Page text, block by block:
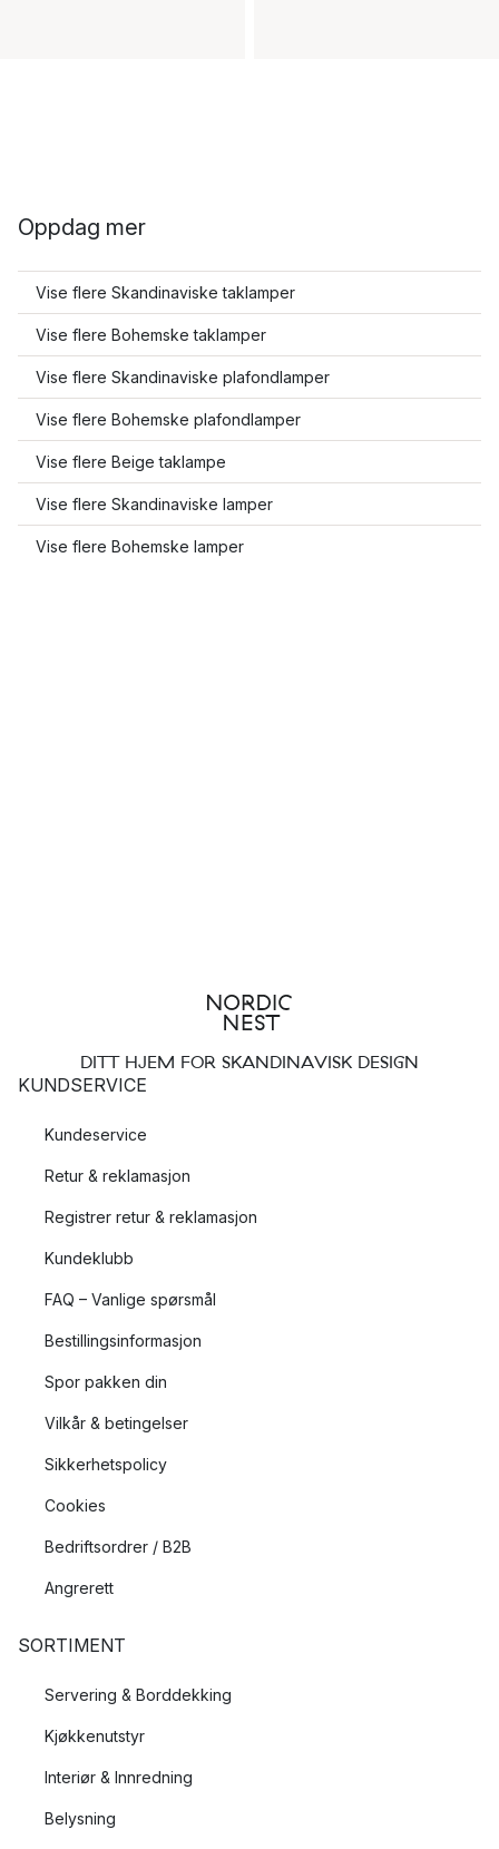
Oppdag mer
Vise flere Skandinaviske taklamper
Vise flere Bohemske taklamper
Vise flere Skandinaviske plafondlamper
Vise flere Bohemske plafondlamper
Vise flere Beige taklampe
Vise flere Skandinaviske lamper
Vise flere Bohemske lamper
DITT HJEM FOR SKANDINAVISK DESIGN
KUNDSERVICE
Kundeservice
Retur & reklamasjon
Registrer retur & reklamasjon
Kundeklubb
FAQ – Vanlige spørsmål
Bestillingsinformasjon
Spor pakken din
Vilkår & betingelser
Sikkerhetspolicy
Cookies
Bedriftsordrer / B2B
Angrerett
SORTIMENT
Servering & Borddekking
Kjøkkenutstyr
Interiør & Innredning
Belysning